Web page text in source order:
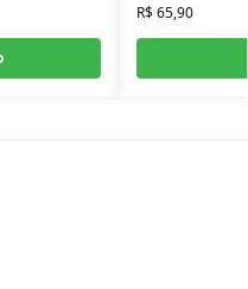
R$65,90